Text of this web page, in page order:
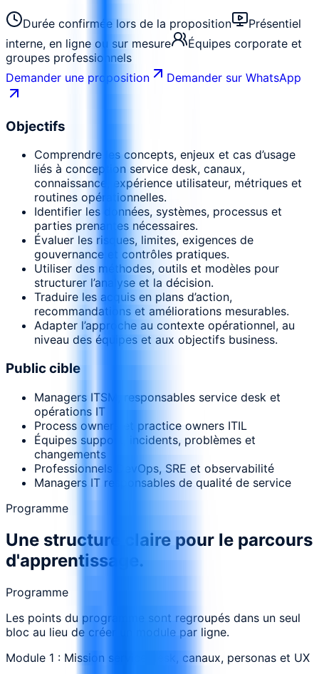
Durée confirmée lors de la proposition
Présentiel
interne, en ligne ou sur mesure
Équipes corporate et
groupes professionnels
Demander une proposition
Demander sur WhatsApp
Objectifs
Comprendre les concepts, enjeux et cas d’usage
liés à conception service desk, canaux,
connaissance, expérience utilisateur, métriques et
routines opérationnelles.
Identifier les données, systèmes, processus et
parties prenantes nécessaires.
Évaluer les risques, limites, exigences de
gouvernance et contrôles pratiques.
Utiliser des méthodes, outils et modèles pour
structurer l’analyse et la décision.
Traduire les acquis en plans d’action,
recommandations et améliorations mesurables.
Adapter l’approche au contexte opérationnel, au
niveau des équipes et aux objectifs business.
Public cible
Managers ITSM, responsables service desk et
opérations IT
Process owners et practice owners ITIL
Équipes support, incidents, problèmes et
changements
Professionnels DevOps, SRE et observabilité
Managers IT responsables de qualité de service
Programme
Une structure claire pour le parcours
d'apprentissage.
Programme
Les points du programme sont regroupés dans un seul
bloc au lieu de créer un module par ligne.
Module 1 : Mission service desk, canaux, personas et UX